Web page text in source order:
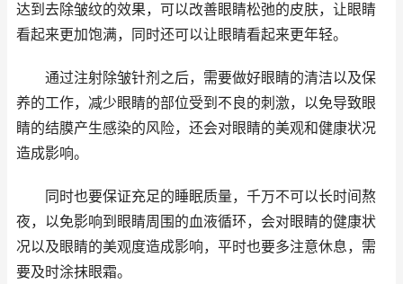
达到去除皱纹的效果，可以改善眼睛松弛的皮肤，让眼睛
看起来更加饱满，同时还可以让眼睛看起来更年轻。
通过注射除皱针剂之后，需要做好眼睛的清洁以及保
养的工作，减少眼睛的部位受到不良的刺激，以免导致眼
睛的结膜产生感染的风险，还会对眼睛的美观和健康状况
造成影响。
同时也要保证充足的睡眠质量，千万不可以长时间熬
夜，以免影响到眼睛周围的血液循环，会对眼睛的健康状
况以及眼睛的美观度造成影响，平时也要多注意休息，需
要及时涂抹眼霜。